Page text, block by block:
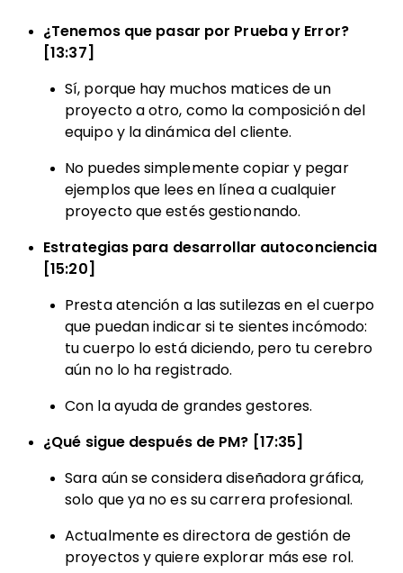
¿Tenemos que pasar por Prueba y Error?
[13:37]
Sí, porque hay muchos matices de un
proyecto a otro, como la composición del
equipo y la dinámica del cliente.
No puedes simplemente copiar y pegar
ejemplos que lees en línea a cualquier
proyecto que estés gestionando.
Estrategias para desarrollar autoconciencia
[15:20]
Presta atención a las sutilezas en el cuerpo
que puedan indicar si te sientes incómodo:
tu cuerpo lo está diciendo, pero tu cerebro
aún no lo ha registrado.
Con la ayuda de grandes gestores.
¿Qué sigue después de PM? [17:35]
Sara aún se considera diseñadora gráfica,
solo que ya no es su carrera profesional.
Actualmente es directora de gestión de
proyectos y quiere explorar más ese rol.